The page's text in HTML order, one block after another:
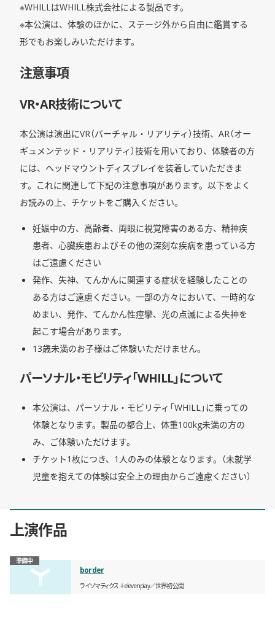
※WHILLはWHILL株式会社による製品です。
※本公演は、体験のほかに、ステージ外から自由に鑑賞する
形でもお楽しみいただけます。
注意事項
VR・AR技術について
本公演は演出にVR（バーチャル・リアリティ）技術、AR（オー
ギュメンテッド・リアリティ）技術を用いており、体験者の方
には、ヘッドマウントディスプレイを装着していただきま
す。これに関連して下記の注意事項があります。以下をよく
お読みの上、チケットをご購入ください。
妊娠中の方、高齢者、両眼に視覚障害のある方、精神疾
患者、心臓疾患およびその他の深刻な疾病を患っている方
はご遠慮ください
発作、失神、てんかんに関連する症状を経験したことの
ある方はご遠慮ください。一部の方々において、一時的な
めまい、発作、てんかん性痙攣、光の点滅による失神を
起こす場合があります。
13歳未満のお子様はご体験いただけません。
パーソナル・モビリティ「WHILL」について
本公演は、パーソナル・モビリティ「WHILL」に乗っての
体験となります。製品の都合上、体重100kg未満の方の
み、ご体験いただけます。
チケット1枚につき、1人のみの体験となります。（未就学
児童を抱えての体験は安全上の理由からご遠慮ください）
上演作品
準備中
border
ライゾマティクス＋elevenplay 世界初公開